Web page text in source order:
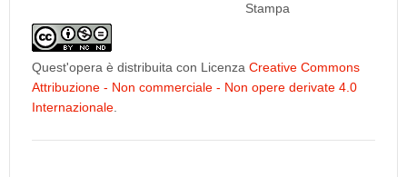
Stampa
Quest'opera è distribuita con Licenza Creative Commons
Attribuzione - Non commerciale - Non opere derivate 4.0
Internazionale.